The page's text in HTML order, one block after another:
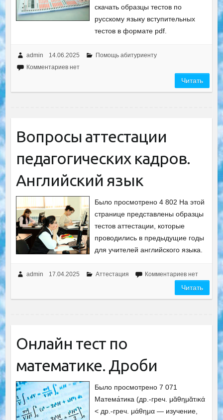
скачать образцы тестов по
русскому языку вступительных
тестов в формате pdf.
admin 14.06.2025
Помощь абитуриенту
Комментариев нет
Читать
Вопросы аттестации
педагогических кадров.
Английский язык
Было просмотрено 4 802 На этой
странице представлены образцы
тестов аттестации, которые
проводились в предыдущие годы
для учителей английского языка.
admin 17.04.2025 Аттестация Комментариев нет
Читать
Онлайн тест по
математике. Дроби
Было просмотрено 7 071
Матема́тика (др.-греч. μᾰθημᾰτικά
< др.-греч. μάθημα — изучение,